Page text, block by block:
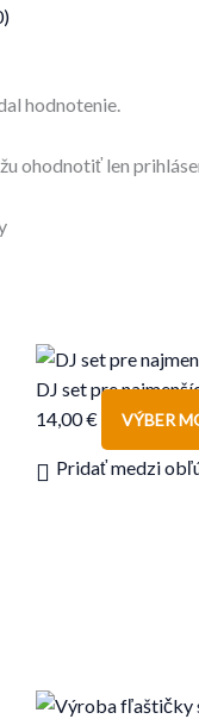
hodnotenie.
ohodnotiť len
DJ set pre
14,00€ VÝBER
Pridať medzi